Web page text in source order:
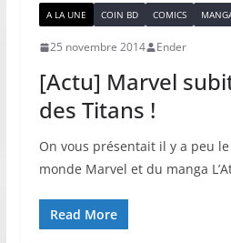
A LA UNE COIN BD COMICS
25 novembre 2014 Ender
[Actu] Marvel
des Titans !
On vous présentait il y a peu
monde Marvel et du manga
Read More